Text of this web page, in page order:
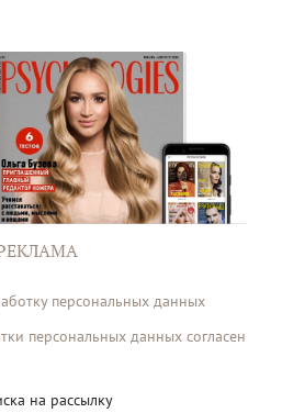
персональных данных
персональных данных согласен
на рассылку